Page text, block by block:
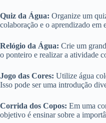
Quiz da Água: Organize um
colaboração e o aprendizado em
Relógio da Água: Crie um
o ponteiro e realizar a atividade
Jogo das Cores: Utilize água
Isso pode ser uma introdução
Corrida dos Copos: Em uma
objetivo é ensinar sobre a